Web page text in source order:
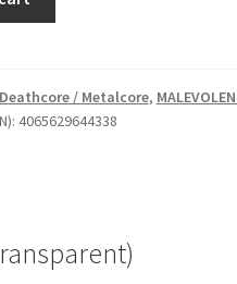
Deathcore / Metalcore,
4065629644338